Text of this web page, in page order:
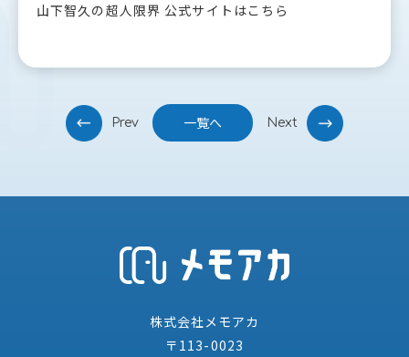
山下智久の超人限界 公式サイトはこちら
ゲ
Prev 一覧へ Next
株式会社メモアカ
〒113-0023